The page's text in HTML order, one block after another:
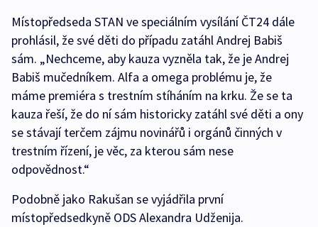
Místopředseda STAN ve speciálním vysílání ČT24 dále
prohlásil, že své děti do případu zatáhl Andrej Babiš
sám. „Nechceme, aby kauza vyzněla tak, že je Andrej
Babiš mučedníkem. Alfa a omega problému je, že
máme premiéra s trestním stíháním na krku. Že se ta
kauza řeší, že do ní sám historicky zatáhl své děti a ony
se stávají terčem zájmu novinářů i orgánů činných v
trestním řízení, je věc, za kterou sám nese
odpovědnost.“
Podobně jako Rakušan se vyjádřila první
místopředsedkyně ODS Alexandra Udženija.